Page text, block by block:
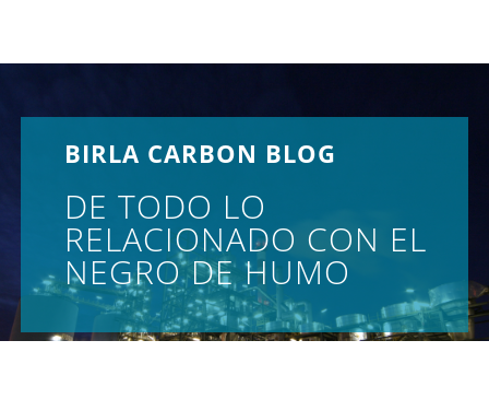
BIRLA CARBON BLOG
DE TODO LO
RELACIONADO CON EL
NEGRO DE HUMO